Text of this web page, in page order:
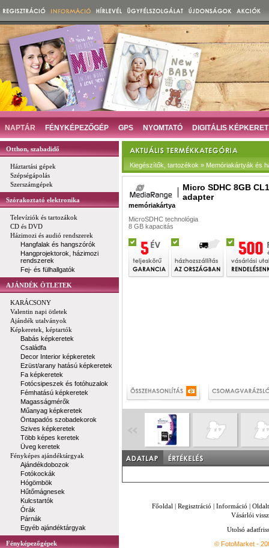
NAPTÁR FÉNYKÉPEZŐGÉP GPS NYOMTATÓ DIGITÁLIS KÉPKERET
Otthon, szabadidő
Háztartási gépek
Szépségápolás
Szerszámgépek
Szórakoztató elektronika
Televíziók és tartozákok
CD és DVD
Házimozi és audió rendszerek
Hangfalak és hangszórók
Hangprojektorok, házimozi
rendszerek
Fej- és fülhallgatók
AJÁNDÉK ÖTLETEK
KARÁCSONY
Valentin napi ötletek
Ajándék utalványok
Képkeretek, képtartók
Babás képkeretek
Családfa
Decor Interior képkeretek
Ezüst/arany hatású képkeretek
Fa képkeretek
Fotócsipeszek és fotóhuzalok
Fémhatású képkeretek
Magasságmérők
Műanyag képkeretek
Öntapadós szobadekorok
Szives képkeretek
Több képes keretek
Üveg keretek
Fényképes ajándéktárgyak
Ajándékdobozok
Fotókockák
Hógömbök
Hűtőmágnesek
Kulcstartók
Órák
Párnák
Egyéb ajándéktárgyak
Fényképezőgépek
Kiegészítők, tartozékok » Memóriakártyák és
Micro SDHC 8GB
adapter
memóriakártya
MicroSDHC technológia
8 GB kapacitás
Főoldal | Regisztráció | Információ |
Vásárlói
Utolsó
© FotoMarket -